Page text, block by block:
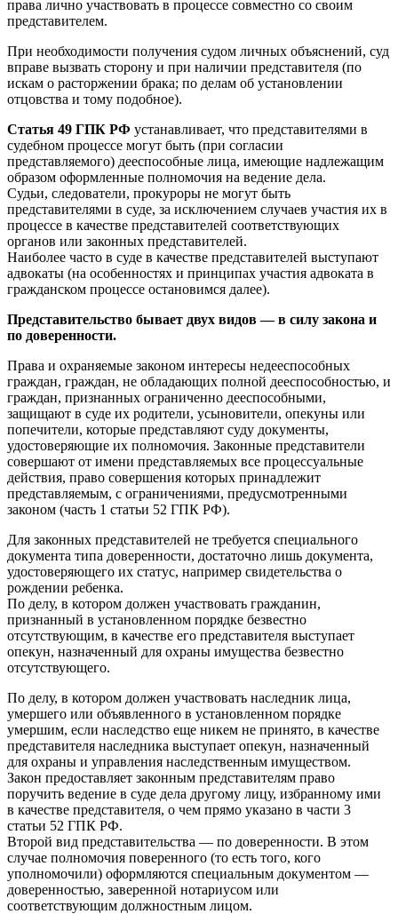
права лично участвовать в процессе совместно со своим
представителем.
При необходимости получения судом личных объяснений, суд
вправе вызвать сторону и при наличии представителя (по
искам о расторжении брака; по делам об установлении
отцовства и тому подобное).
Статья 49 ГПК РФ устанавливает, что представителями в
судебном процессе могут быть (при согласии
представляемого) дееспособные лица, имеющие надлежащим
образом оформленные полномочия на ведение дела.
Судьи, следователи, прокуроры не могут быть
представителями в суде, за исключением случаев участия их в
процессе в качестве представителей соответствующих
органов или законных представителей.
Наиболее часто в суде в качестве представителей выступают
адвокаты (на особенностях и принципах участия адвоката в
гражданском процессе остановимся далее).
Представительство бывает двух видов — в силу закона и
по доверенности.
Права и охраняемые законом интересы недееспособных
граждан, граждан, не обладающих полной дееспособностью, и
граждан, признанных ограниченно дееспособными,
защищают в суде их родители, усыновители, опекуны или
попечители, которые представляют суду документы,
удостоверяющие их полномочия. Законные представители
совершают от имени представляемых все процессуальные
действия, право совершения которых принадлежит
представляемым, с ограничениями, предусмотренными
законом (часть 1 статьи 52 ГПК РФ).
Для законных представителей не требуется специального
документа типа доверенности, достаточно лишь документа,
удостоверяющего их статус, например свидетельства о
рождении ребенка.
По делу, в котором должен участвовать гражданин,
признанный в установленном порядке безвестно
отсутствующим, в качестве его представителя выступает
опекун, назначенный для охраны имущества безвестно
отсутствующего.
По делу, в котором должен участвовать наследник лица,
умершего или объявленного в установленном порядке
умершим, если наследство еще никем не принято, в качестве
представителя наследника выступает опекун, назначенный
для охраны и управления наследственным имуществом.
Закон предоставляет законным представителям право
поручить ведение в суде дела другому лицу, избранному ими
в качестве представителя, о чем прямо указано в части 3
статьи 52 ГПК РФ.
Второй вид представительства — по доверенности. В этом
случае полномочия поверенного (то есть того, кого
уполномочили) оформляются специальным документом —
доверенностью, заверенной нотариусом или
соответствующим должностным лицом.